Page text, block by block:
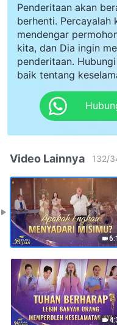
Penderitaan akan
berhenti. Percayalah
mendengar
kita, dan Dia ingin
penderitaan.
baik tentang
Video Lainnya 132/